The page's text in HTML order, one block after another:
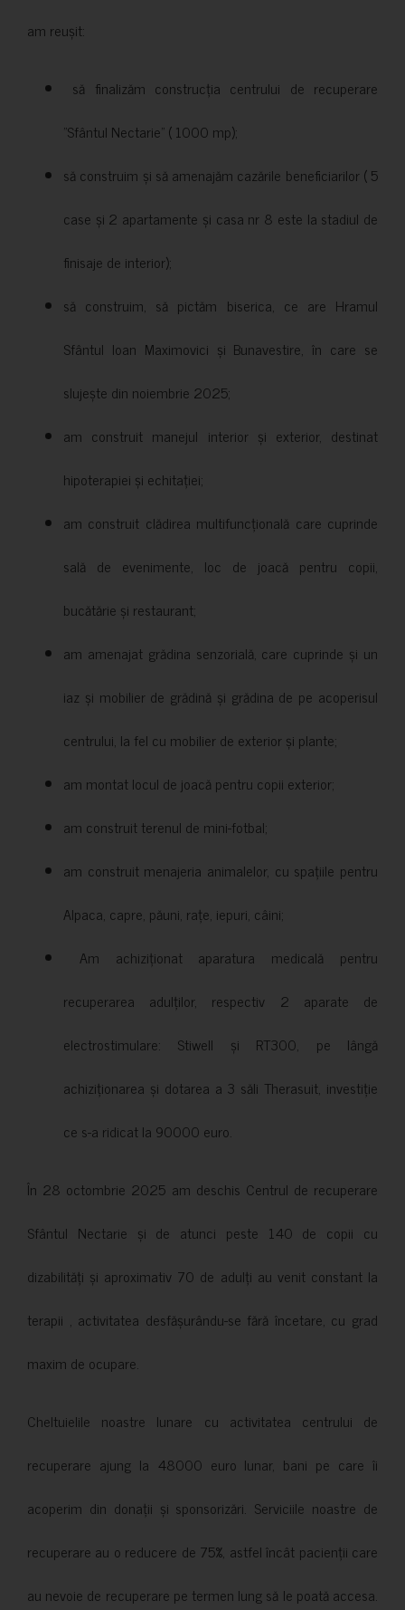
am reușit:
să finalizăm construcția centrului de recuperare
”Sfântul Nectarie” ( 1000 mp);
să construim și să amenajăm cazările beneficiarilor ( 5
case și 2 apartamente și casa nr 8 este la stadiul de
finisaje de interior);
să construim, să pictăm biserica, ce are Hramul
Sfântul Ioan Maximovici și Bunavestire, în care se
slujește din noiembrie 2025;
am construit manejul interior și exterior, destinat
hipoterapiei și echitației;
am construit clădirea multifuncțională care cuprinde
sală de evenimente, loc de joacă pentru copii,
bucătărie și restaurant;
am amenajat grădina senzorială, care cuprinde și un
iaz și mobilier de grădină și grădina de pe acoperisul
centrului, la fel cu mobilier de exterior și plante;
am montat locul de joacă pentru copii exterior;
am construit terenul de mini-fotbal;
am construit menajeria animalelor, cu spațiile pentru
Alpaca, capre, păuni, rațe, iepuri, câini;
Am achiziționat aparatura medicală pentru
recuperarea adulților, respectiv 2 aparate de
electrostimulare: Stiwell și RT300, pe lângă
achiziționarea și dotarea a 3 săli Therasuit, investiție
ce s-a ridicat la 90000 euro.
În 28 octombrie 2025 am deschis Centrul de recuperare
Sfântul Nectarie și de atunci peste 140 de copii cu
dizabilități și aproximativ 70 de adulți au venit constant la
terapii , activitatea desfășurându-se fără încetare, cu grad
maxim de ocupare.
Cheltuielile noastre lunare cu activitatea centrului de
recuperare ajung la 48000 euro lunar, bani pe care îi
acoperim din donații și sponsorizări. Serviciile noastre de
recuperare au o reducere de 75%, astfel încât pacienții care
au nevoie de recuperare pe termen lung să le poată accesa.